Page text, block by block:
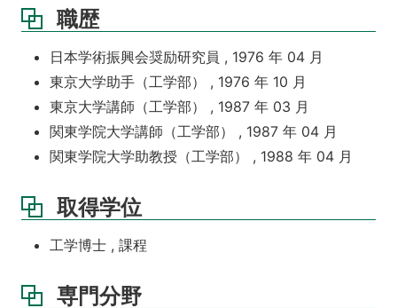
職歴
日本学術振興会奨励研究員 , 1976 年 04 月
東京大学助手（工学部） , 1976 年 10 月
東京大学講師（工学部） , 1987 年 03 月
関東学院大学講師（工学部） , 1987 年 04 月
関東学院大学助教授（工学部） , 1988 年 04 月
取得学位
工学博士 , 課程
専門分野